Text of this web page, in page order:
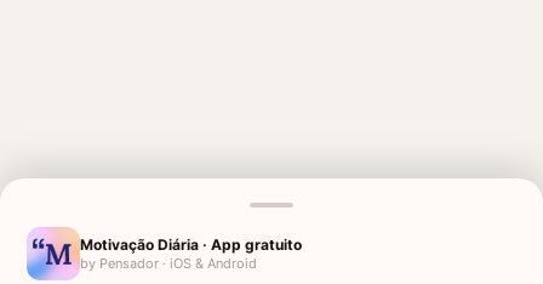
MENSAGENS RELACIONADAS
1 MÊS DE FALECIMENTO DA
Motivação Diária · App gratuito
by Pensador · iOS & Android